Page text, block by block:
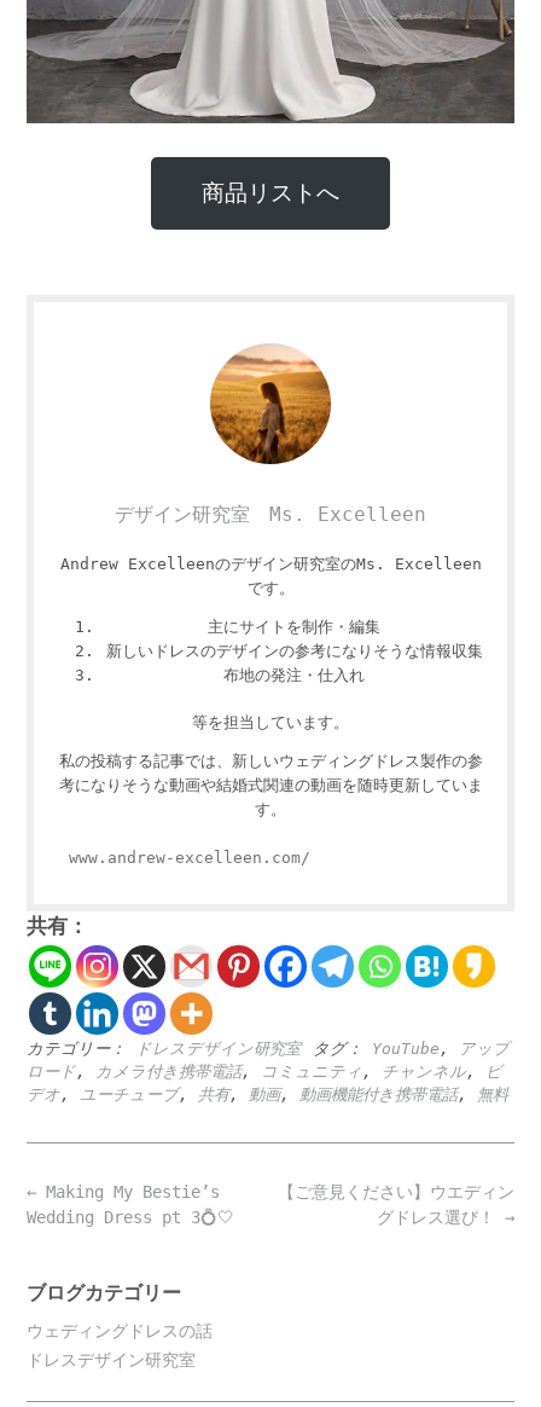
商品リストへ
デザイン研究室 Ms. Excelleen
Andrew Excelleenのデザイン研究室のMs. Excelleen
です。
主にサイトを制作・編集
新しいドレスのデザインの参考になりそうな情報収集
布地の発注・仕入れ
等を担当しています。
私の投稿する記事では、新しいウェディングドレス製作の参
考になりそうな動画や結婚式関連の動画を随時更新していま
す。
www.andrew-excelleen.com/
共有：
カテゴリー： ドレスデザイン研究室 タグ： YouTube ,
アップ
ロード, カメラ付き携帯電話, コミュニティ , チャンネル,
ビ
デオ, ユーチューブ, 共有, 動画, 動画機能付き携帯電話, 無料
Post
navigation
【ご意見ください】ウエディン
グドレス選び！ →
← Making My Bestie’s
Wedding Dress pt 3💍🤍
ブログカテゴリー
ウェディングドレスの話
ドレスデザイン研究室